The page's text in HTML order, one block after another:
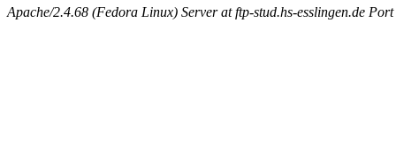
Apache/2.4.68 (Fedora Linux) Server at ftp-stud.hs-esslingen.de